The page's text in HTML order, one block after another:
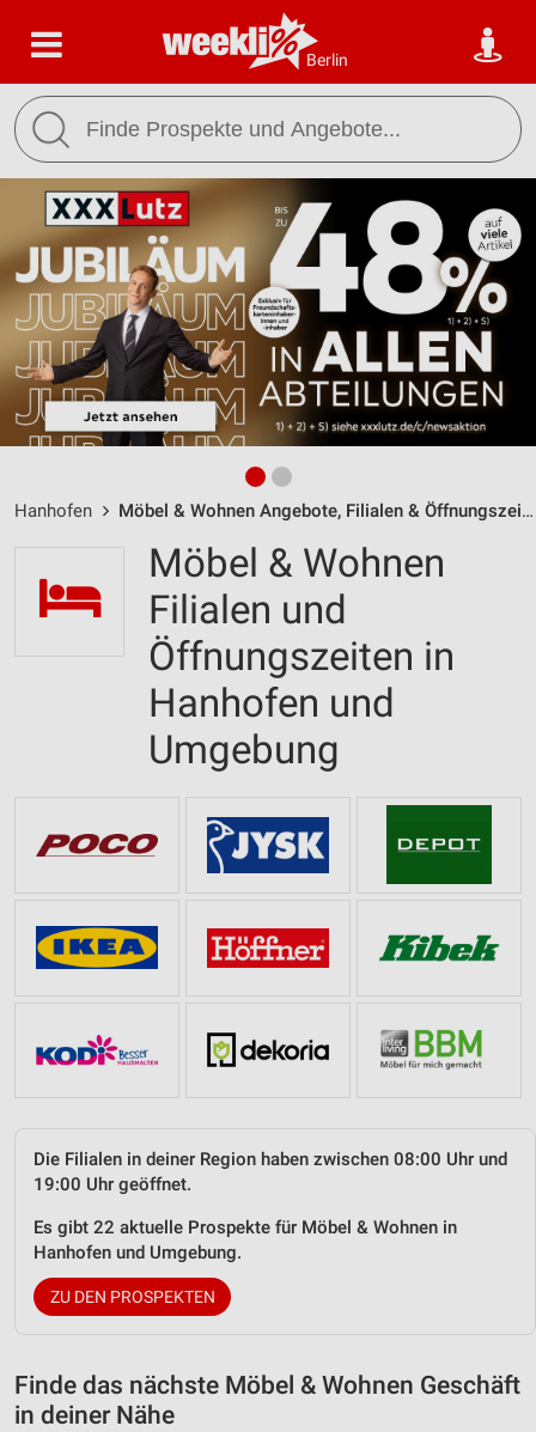
Berlin
Hanhofen Möbel & Wohnen Angebote, Filialen & Öffnungszeiten
Möbel & Wohnen
Filialen und
Öffnungszeiten in
Hanhofen und
Umgebung
Die Filialen in deiner Region haben zwischen 08:00 Uhr und
19:00 Uhr geöffnet.
Es gibt 22 aktuelle Prospekte für Möbel & Wohnen in
Hanhofen und Umgebung.
ZU DEN PROSPEKTEN
Finde das nächste Möbel & Wohnen Geschäft
in deiner Nähe